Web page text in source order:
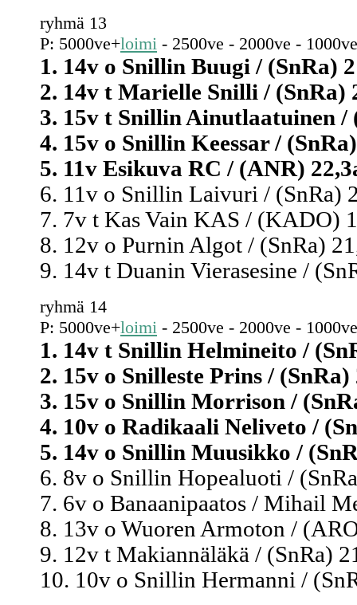
ryhmä 13
P: 5000ve+loimi - 2500ve - 2000ve -
1. 14v o Snillin Buugi / (SnRa)
2. 14v t Marielle Snilli / (SnRa)
3. 15v t Snillin Ainutlaatuinen /
4. 15v o Snillin Keessar /
5. 11v Esikuva RC / (ANR)
6. 11v o Snillin Laivuri / (SnRa)
7. 7v t Kas Vain KAS / (KADO)
8. 12v o Purnin Algot / (SnRa)
9. 14v t Duanin Vierasesine /
ryhmä 14
P: 5000ve+loimi - 2500ve - 2000ve -
1. 14v t Snillin Helmineito /
2. 15v o Snilleste Prins /
3. 15v o Snillin Morrison /
4. 10v o Radikaali Neliveto /
5. 14v o Snillin Muusikko /
6. 8v o Snillin Hopealuoti /
7. 6v o Banaanipaatos / Mihail
8. 13v o Wuoren Armoton /
9. 12v t Makiannäläkä / (SnRa)
10. 10v o Snillin Hermanni /